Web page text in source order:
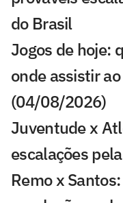
do Brasil
Jogos de hoje:
onde assistir
(04/08/2026)
Juventude x
escalações
Remo x